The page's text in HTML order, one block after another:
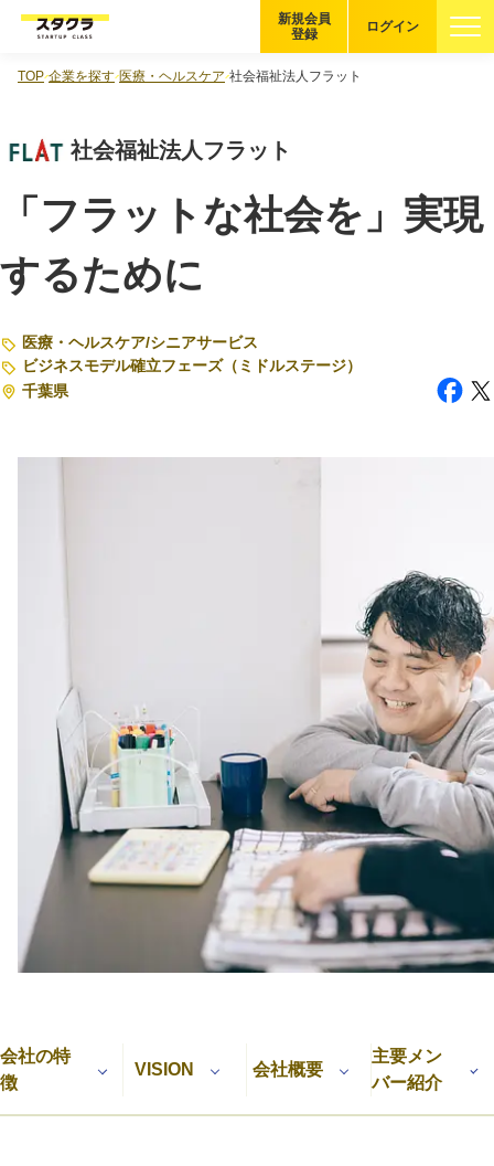
企業を探す
適性診断 無料・5分
スタクラが選ばれる理由
スタートアップ厳選の仕組み
紹介する企業について
転職
大学発スタートアップ
導入事例
お問い合わせ
法人向け資料ダウンロード
パートナーの方へ
ログイン
新規会員
登録
TOP 企業を探す 医療・ヘルスケア 社会福祉法人フラット
社会福祉法人フラット
「フラットな社会を」実現
するために
医療・ヘルスケア/シニアサービス
ビジネスモデル確立フェーズ（ミドルステージ）
千葉県
会社の特
徴
VISION 会社概要
主要メン
バー紹介